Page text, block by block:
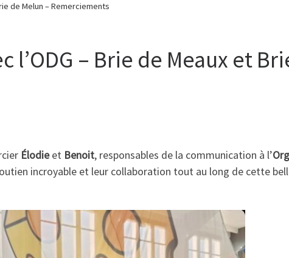
de Melun – Remerciements
l’ODG – Brie de Meaux et
Élodieet Benoit, responsables de la communication à l’
incroyable et leur collaboration tout au long de cette